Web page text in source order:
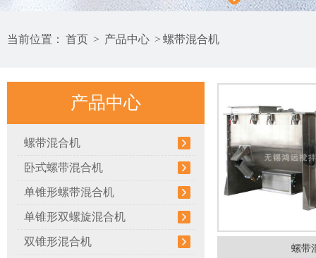
当前位置： 首页 > 产品中心 > 螺带混合机
产品中心
螺带混合机
卧式螺带混合机
单锥形螺带混合机
单锥形双螺旋混合机
双锥形混合机
螺带